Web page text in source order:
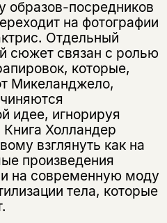
образов-посредников
на фотографии
Отдельный
сюжет связан с ролью
которые,
Микеланджело,
идее, игнорируя
Книга Холландер
взглянуть как на
произведения
и на современную моду
тела, которые